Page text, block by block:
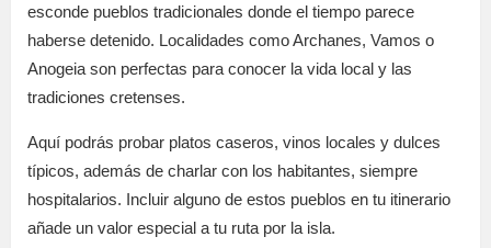
esconde pueblos tradicionales donde el tiempo parece
haberse detenido. Localidades como Archanes, Vamos o
Anogeia son perfectas para conocer la vida local y las
tradiciones cretenses.
Aquí podrás probar platos caseros, vinos locales y dulces
típicos, además de charlar con los habitantes, siempre
hospitalarios. Incluir alguno de estos pueblos en tu itinerario
añade un valor especial a tu ruta por la isla.